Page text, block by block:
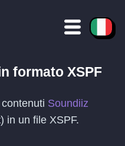
formato XSPF
Soundiiz
) in un file XSPF.